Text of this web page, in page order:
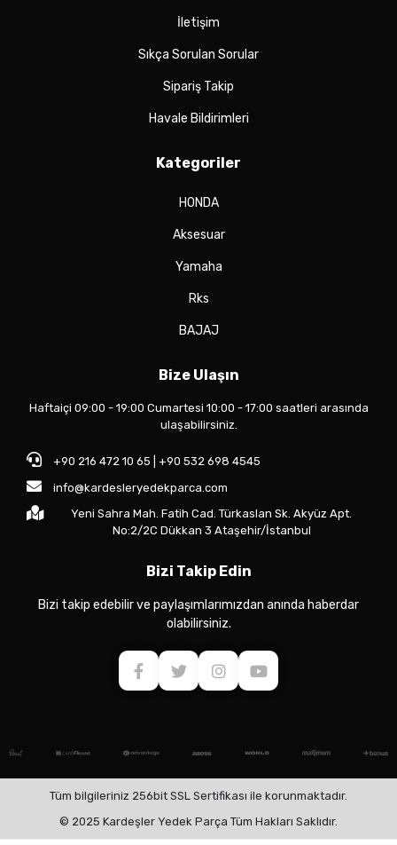
İletişim
Sıkça Sorulan Sorular
Sipariş Takip
Havale Bildirimleri
Kategoriler
HONDA
Aksesuar
Yamaha
Rks
BAJAJ
Bize Ulaşın
Haftaiçi 09:00 - 19:00 Cumartesi 10:00 - 17:00 saatleri arasında
ulaşabilirsiniz.
+90 216 472 10 65 | +90 532 698 4545
info@kardesleryedekparca.com
Yeni Sahra Mah. Fatih Cad. Türkaslan Sk. Akyüz Apt.
No:2/2C Dükkan 3 Ataşehir/İstanbul
Bizi Takip Edin
Bizi takip edebilir ve paylaşımlarımızdan anında haberdar
olabilirsiniz.
Tüm bilgileriniz 256bit SSL Sertifikası ile korunmaktadır.
© 2025 Kardeşler Yedek Parça Tüm Hakları Saklıdır.